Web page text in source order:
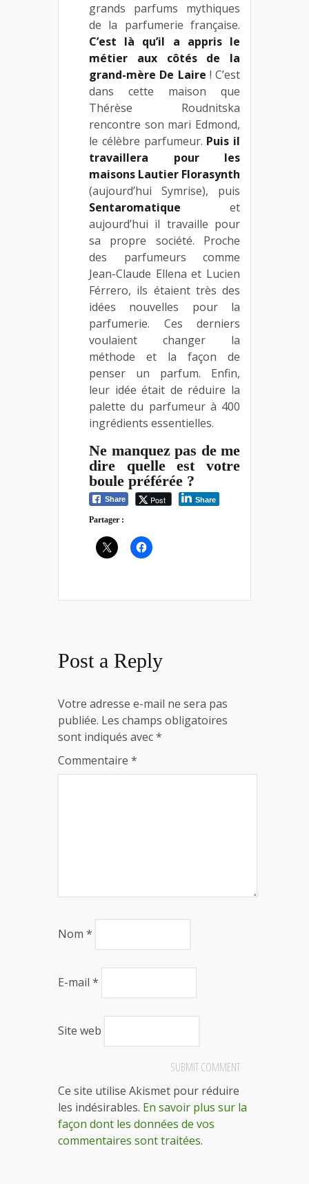
grands parfums mythiques
de la parfumerie française.
C’est là qu’il a appris le
métier aux côtés de la
grand-mère De Laire ! C’est
dans cette maison que
Thérèse Roudnitska
rencontre son mari Edmond,
le célèbre parfumeur. Puis il
travaillera pour les
maisons Lautier Florasynth
(aujourd’hui Symrise), puis
Sentaromatique et
aujourd’hui il travaille pour
sa propre société. Proche
des parfumeurs comme
Jean-Claude Ellena et Lucien
Férrero, ils étaient très des
idées nouvelles pour la
parfumerie. Ces derniers
voulaient changer la
méthode et la façon de
penser un parfum. Enfin,
leur idée était de réduire la
palette du parfumeur à 400
ingrédients essentielles.
Ne manquez pas de me
dire quelle est votre
boule préférée ?
Share Post Share
Partager :
Post a Reply
Votre adresse e-mail ne sera pas
publiée. Les champs obligatoires
sont indiqués avec*
Commentaire *
Nom *
E-mail *
Site web
Ce site utilise Akismet pour réduire
les indésirables. En savoir plus sur la
façon dont les données de vos
commentaires sont traitées.